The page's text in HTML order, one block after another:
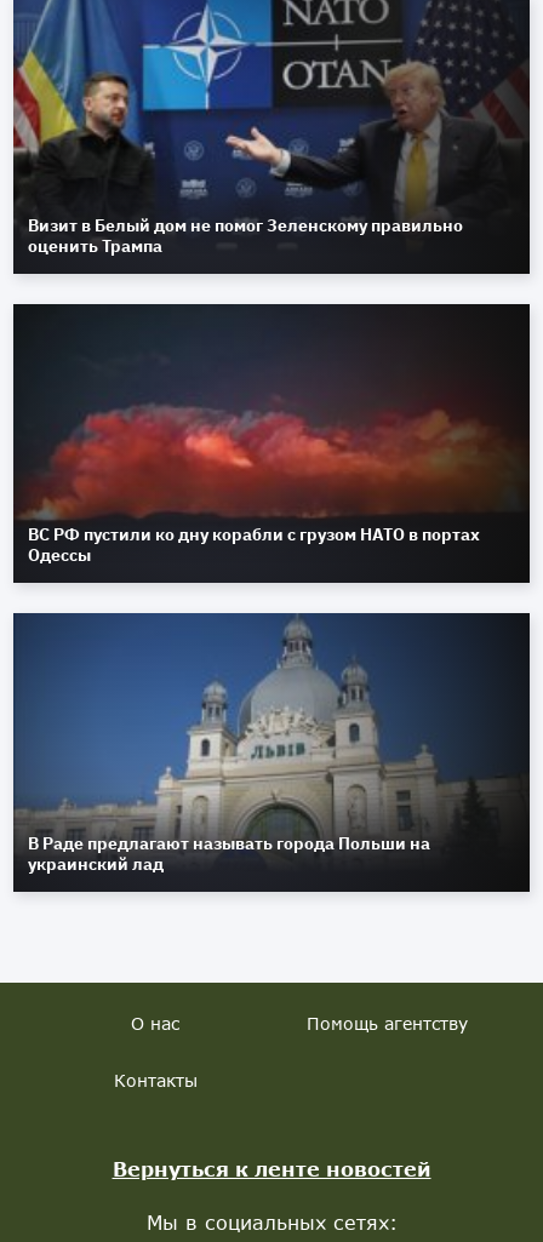
Визит в Белый дом не помог Зеленскому правильно
оценить Трампа
ВС РФ пустили ко дну корабли с грузом НАТО в портах
Одессы
В Раде предлагают называть города Польши на
украинский лад
О нас Помощь агентству
Контакты
Вернуться к ленте новостей
Мы в социальных сетях: